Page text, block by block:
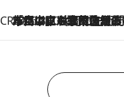
CREA'S CHOICE
2026.8.7
「立川にも歌舞伎があるんだよ」 片岡仁左衛門・市川中車ら豪華座組みで4年目の立川立